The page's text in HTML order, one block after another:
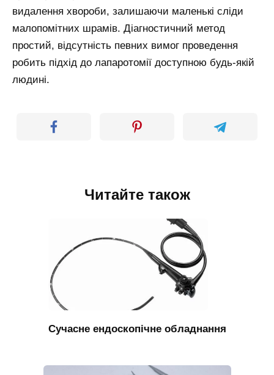
видалення хвороби, залишаючи маленькі сліди
малопомітних шрамів. Діагностичний метод
простий, відсутність певних вимог проведення
робить підхід до лапаротомії доступною будь-якій
людині.
Читайте також
Сучасне ендоскопічне обладнання